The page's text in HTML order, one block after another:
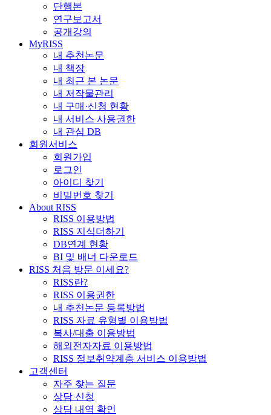
단행본
연구보고서
공개강의
MyRISS
내 추천논문
내 책장
내 최근 본 논문
내 저작물관리
내 구매·신청 현황
내 서비스 사용권한
내 관심 DB
회원서비스
회원가입
로그인
아이디 찾기
비밀번호 찾기
About RISS
RISS 이용방법
RISS 지식더하기
DB연계 현황
BI 및 배너 다운로드
RISS 처음 방문 이세요?
RISS란?
RISS 이용권한
내 추천논문 등록방법
RISS 자료 유형별 이용방법
복사/대출 이용방법
해외전자자료 이용방법
RISS 정보취약계층 서비스 이용방법
고객센터
자주 찾는 질문
상담 신청
상담 내역 확인